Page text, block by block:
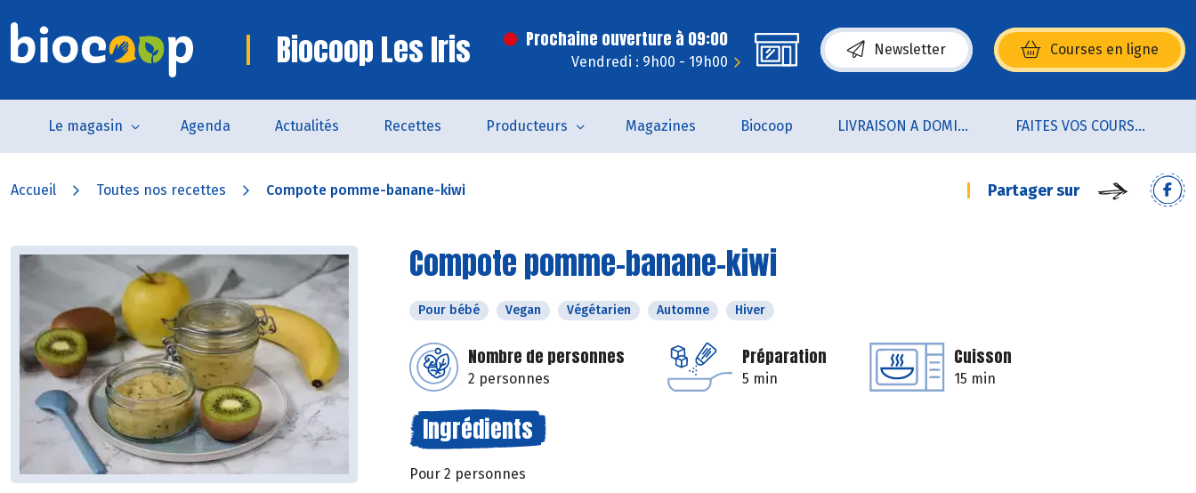
Biocoop Les Iris Prochaine ouverture à 09:00
Vendredi : 9h00 - 19h00
Newsletter Courses en ligne
(s’ouvre dans une nouvelle fenêtre)
Le magasin Agenda Actualités Recettes Producteurs Magazines Biocoop LIVRAISON A DOMICILE (sur notre click & collect) FAITES VOS COURSES EN LIGNE !
Accueil Toutes nos recettes Compote pomme-banane-kiwi Partager sur
Compote pomme-banane-kiwi
Pour bébé Vegan Végétarien Automne Hiver
Nombre de personnes
2 personnes
Préparation
5 min
Cuisson
15 min
Ingrédients
Pour 2 personnes